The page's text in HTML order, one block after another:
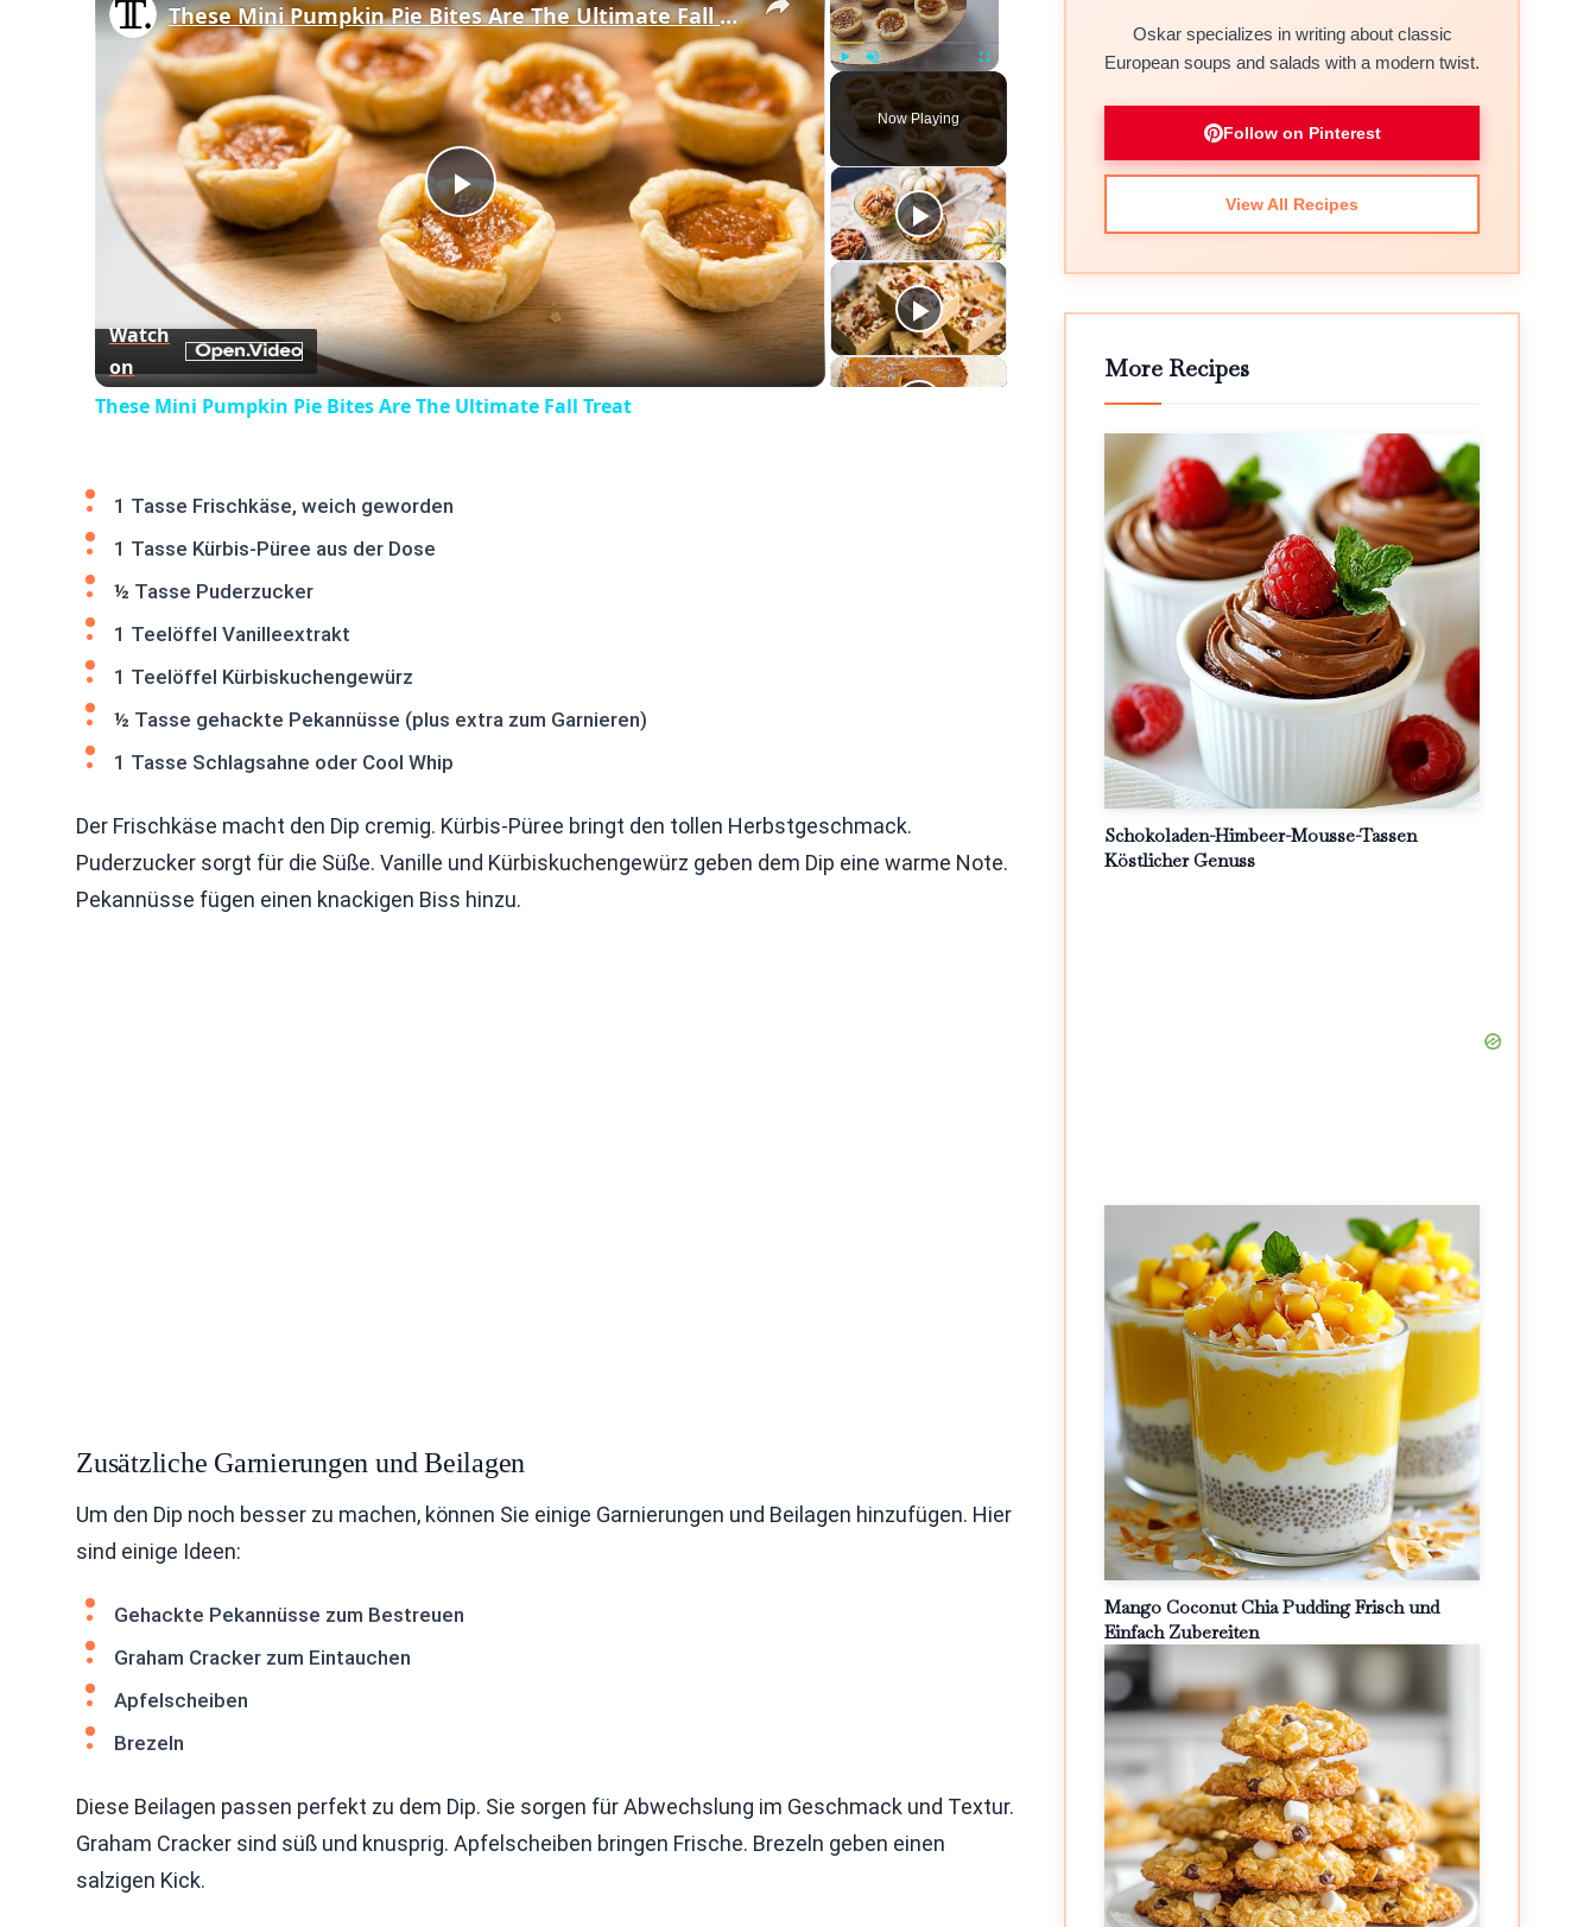
Play Unmute Fullscreen
Now Playing
Play
Video
These Mini Pumpkin Pie Bites Are The Ultimate Fall Treat
Watch
on
These Mini Pumpkin Pie Bites Are The Ultimate Fall Treat
1 Tasse Frischkäse, weich geworden
1 Tasse Kürbis-Püree aus der Dose
½ Tasse Puderzucker
1 Teelöffel Vanilleextrakt
1 Teelöffel Kürbiskuchengewürz
½ Tasse gehackte Pekannüsse (plus extra zum Garnieren)
1 Tasse Schlagsahne oder Cool Whip
Der Frischkäse macht den Dip cremig. Kürbis-Püree bringt den tollen Herbstgeschmack.
Puderzucker sorgt für die Süße. Vanille und Kürbiskuchengewürz geben dem Dip eine warme Note.
Pekannüsse fügen einen knackigen Biss hinzu.
Zusätzliche Garnierungen und Beilagen
Um den Dip noch besser zu machen, können Sie einige Garnierungen und Beilagen hinzufügen. Hier
sind einige Ideen:
Gehackte Pekannüsse zum Bestreuen
Graham Cracker zum Eintauchen
Apfelscheiben
Brezeln
Diese Beilagen passen perfekt zu dem Dip. Sie sorgen für Abwechslung im Geschmack und Textur.
Graham Cracker sind süß und knusprig. Apfelscheiben bringen Frische. Brezeln geben einen
salzigen Kick.
Oskar specializes in writing about classic
European soups and salads with a modern twist.
Follow on Pinterest
View All Recipes
More Recipes
Schokoladen-Himbeer-Mousse-Tassen
Köstlicher Genuss
Mango Coconut Chia Pudding Frisch und
Einfach Zubereiten